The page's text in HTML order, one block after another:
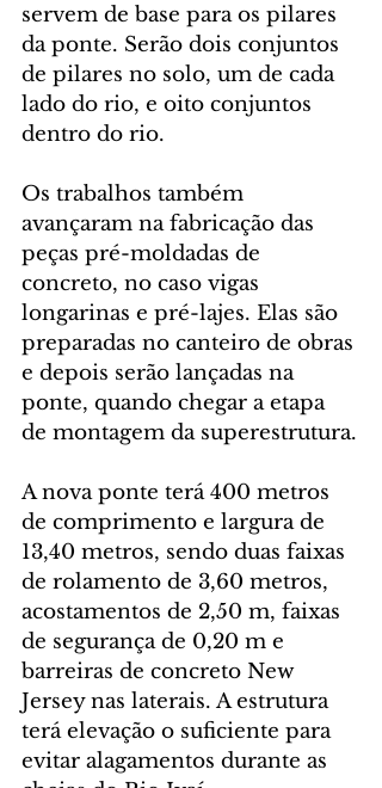
servem de base para os pilares
da ponte. Serão dois conjuntos
de pilares no solo, um de cada
lado do rio, e oito conjuntos
dentro do rio.
Os trabalhos também
avançaram na fabricação das
peças pré-moldadas de
concreto, no caso vigas
longarinas e pré-lajes. Elas são
preparadas no canteiro de obras
e depois serão lançadas na
ponte, quando chegar a etapa
de montagem da superestrutura.
A nova ponte terá 400 metros
de comprimento e largura de
13,40 metros, sendo duas faixas
de rolamento de 3,60 metros,
acostamentos de 2,50 m, faixas
de segurança de 0,20 m e
barreiras de concreto New
Jersey nas laterais. A estrutura
terá elevação o suficiente para
evitar alagamentos durante as